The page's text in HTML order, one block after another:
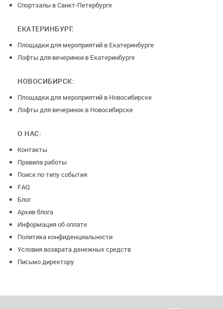
Спортзалы в Санкт-Петербурге
ЕКАТЕРИНБУРГ:
Площадки для мероприятий в Екатеринбурге
Лофты для вечеринки в Екатеринбурге
НОВОСИБИРСК:
Площадки для мероприятий в Новосибирске
Лофты для вечеринок в Новосибирске
О НАС:
Контакты
Правила работы
Поиск по типу события
FAQ
Блог
Архив блога
Информация об оплате
Политика конфиденциальности
Условия возврата денежных средств
Письмо директору